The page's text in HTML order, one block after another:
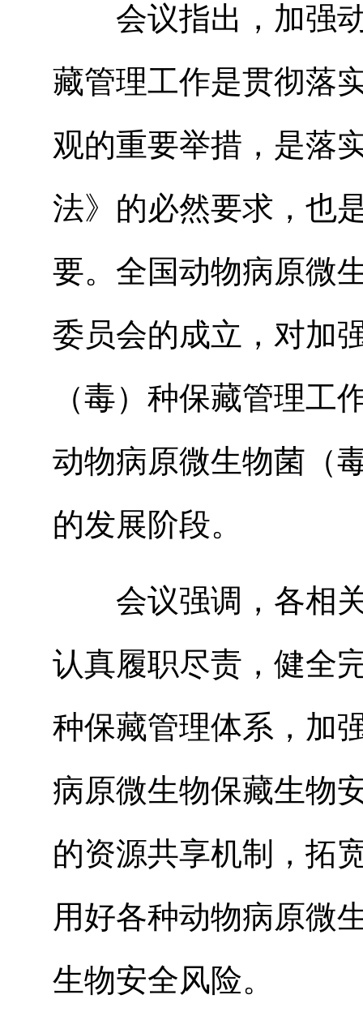
会议指出，加强动
藏管理工作是贯彻落
观的重要举措，是落
法》的必然要求，也
要。全国动物病原微
委员会的成立，对加
（毒）种保藏管理工
动物病原微生物菌（
的发展阶段。
会议强调，各相关
认真履职尽责，健全
种保藏管理体系，加
病原微生物保藏生物
的资源共享机制，拓
用好各种动物病原微
生物安全风险。